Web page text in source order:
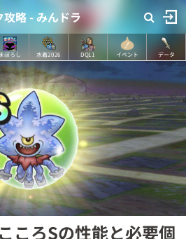
攻略 - みんドラ
まぼろし 水着2026 DQ11 イベント データ
ころSの性能と必要個